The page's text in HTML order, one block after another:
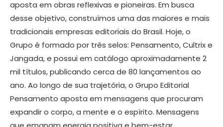
aposta em obras reflexivas e pioneiras. Em busca
desse objetivo, construímos uma das maiores e mais
tradicionais empresas editoriais do Brasil. Hoje, o
Grupo é formado por três selos: Pensamento, Cultrix e
Jangada, e possui em catálogo aproximadamente 2
mil títulos, publicando cerca de 80 lançamentos ao
ano. Ao longo de sua trajetória, o Grupo Editorial
Pensamento aposta em mensagens que procuram
expandir o corpo, a mente e o espírito. Mensagens